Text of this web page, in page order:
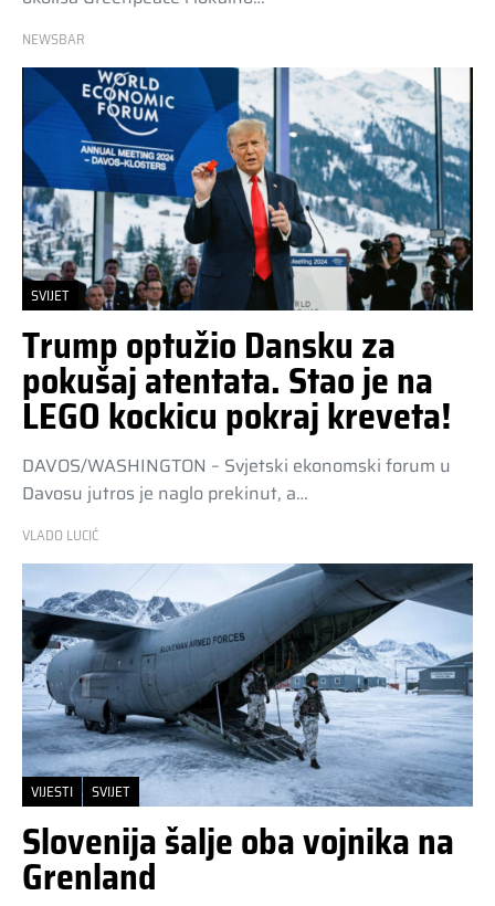
NEWSBAR
SVIJET
Trump optužio Dansku za
pokušaj atentata. Stao je na
LEGO kockicu pokraj kreveta!
DAVOS/WASHINGTON – Svjetski ekonomski forum u
Davosu jutros je naglo prekinut, a…
VLADO LUCIĆ
VIJESTI SVIJET
Slovenija šalje oba vojnika na
Grenland